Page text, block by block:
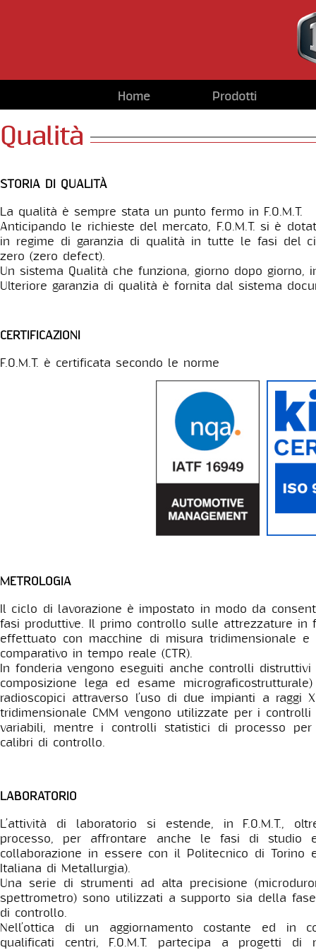
Home Prodotti
Qualità
STORIA DI QUALITÀ
La qualità è sempre stata un punto fermo in F.O.M.T.
Anticipando le richieste del mercato, F.O.M.T. si è
in regime di garanzia di qualità in tutte le fasi del
zero (zero defect).
Un sistema Qualità che funziona, giorno dopo
Ulteriore garanzia di qualità è fornita dal sistema
CERTIFICAZIONI
F.O.M.T. è certificata secondo le norme
METROLOGIA
Il ciclo di lavorazione è impostato in modo da
fasi produttive. Il primo controllo sulle attrezzature in
effettuato con macchine di misura tridimensionale
comparativo in tempo reale (CTR).
In fonderia vengono eseguiti anche controlli
composizione lega ed esame
radioscopici attraverso l’uso di due impianti a raggi
tridimensionale CMM vengono utilizzate per i
variabili, mentre i controlli statistici di processo
calibri di controllo.
LABORATORIO
L’attività di laboratorio si estende, in F.O.M.T.,
processo, per affrontare anche le fasi di studio
collaborazione in essere con il Politecnico di Torino
Italiana di Metallurgia).
Una serie di strumenti ad alta precisione
spettrometro) sono utilizzati a supporto sia della
di controllo.
Nell’ottica di un aggiornamento costante ed in
qualificati centri, F.O.M.T. partecipa a progetti di